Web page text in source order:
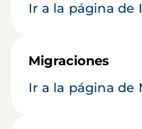
Ir a la página de
Migraciones
Ir a la página de